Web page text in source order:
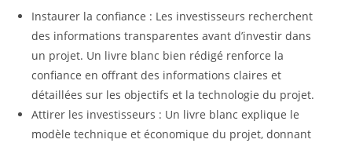
Instaurer la confiance : Les investisseurs recherchent
des informations transparentes avant d’investir dans
un projet. Un livre blanc bien rédigé renforce la
confiance en offrant des informations claires et
détaillées sur les objectifs et la technologie du projet.
Attirer les investisseurs : Un livre blanc explique le
modèle technique et économique du projet, donnant